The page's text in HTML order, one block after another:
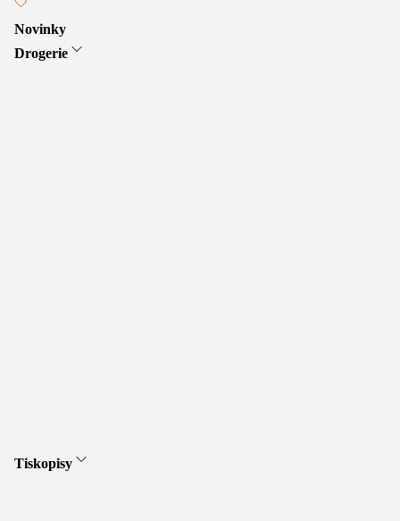
Novinky
Drogerie
Tiskopisy